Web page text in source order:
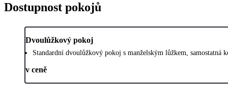
Dostupnost pokojů
Dvoulůžkový pokoj
Standardní dvoulůžkový pokoj s manželským lůžkem, samostatná
v ceně